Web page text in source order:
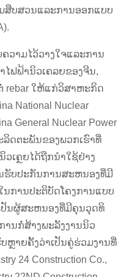
ສືບສວນແລະການອອກແບບ
ຄວາມໄວ້ວາງໃຈແລະການ
ຟຟ້ານິວເຄລຍຂອງຈີນ,
rebar ໃຫ້ແກ່ວິສາຫະກິດ
National Nuclear
General Nuclear Power
ລິດຕະພັນຂອງພວກເຮົາທີ່
ວເຄຼຍໄດ້ຖືກນໍາໃຊ້ຢ່າງ
ຮັບປະກັນການສະຫນອງທີ່ມີ
ການປະຕິບັດໂຄງການແບບ
ປັນຜູ້ສະຫນອງທີ່ມີຄຸນວຸດທິ
ານກໍ່ສ້າງພະລັງງານນິວ
ຫຼາຍຄັ້ງວ່າເປັນຄູ່ຮ່ວມງານທີ່
24 Construction Co.,